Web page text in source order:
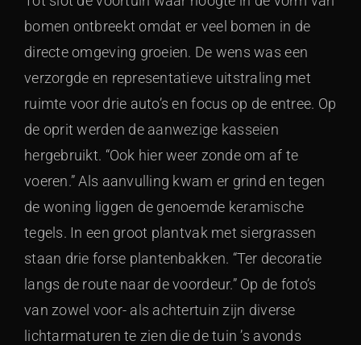
bomen ontbreekt omdat er veel bomen in de
directe omgeving groeien. De wens was een
verzorgde en representatieve uitstraling met
ruimte voor drie auto’s en focus op de entree. Op
de oprit werden de aanwezige kasseien
hergebruikt. “Ook hier weer zonde om af te
voeren.” Als aanvulling kwam er grind en tegen
de woning liggen de genoemde keramische
tegels. In een groot plantvak met siergrassen
staan drie forse plantenbakken. “Ter decoratie
langs de route naar de voordeur.” Op de foto’s
van zowel voor- als achtertuin zijn diverse
lichtarmaturen te zien die de tuin ’s avonds